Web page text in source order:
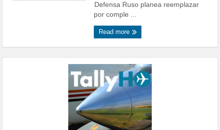
Defensa Ruso planea reemplazar
por comple ...
Read more